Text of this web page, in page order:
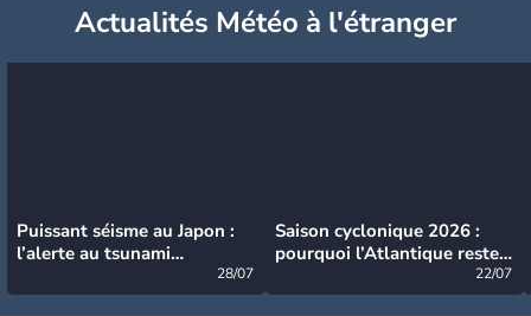
Actualités Météo à l'étranger
Puissant séisme au Japon :
l’alerte au tsunami
28/07
Saison cyclonique 2026 :
pourquoi l’Atlantique reste
22/07